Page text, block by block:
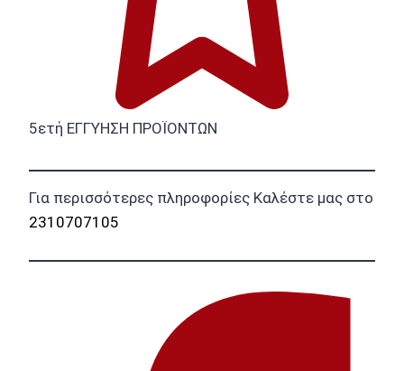
5ετή ΕΓΓΥΗΣΗ ΠΡΟΪΟΝΤΩΝ
Για περισσότερες πληροφορίες Καλέστε μας στο
2310707105